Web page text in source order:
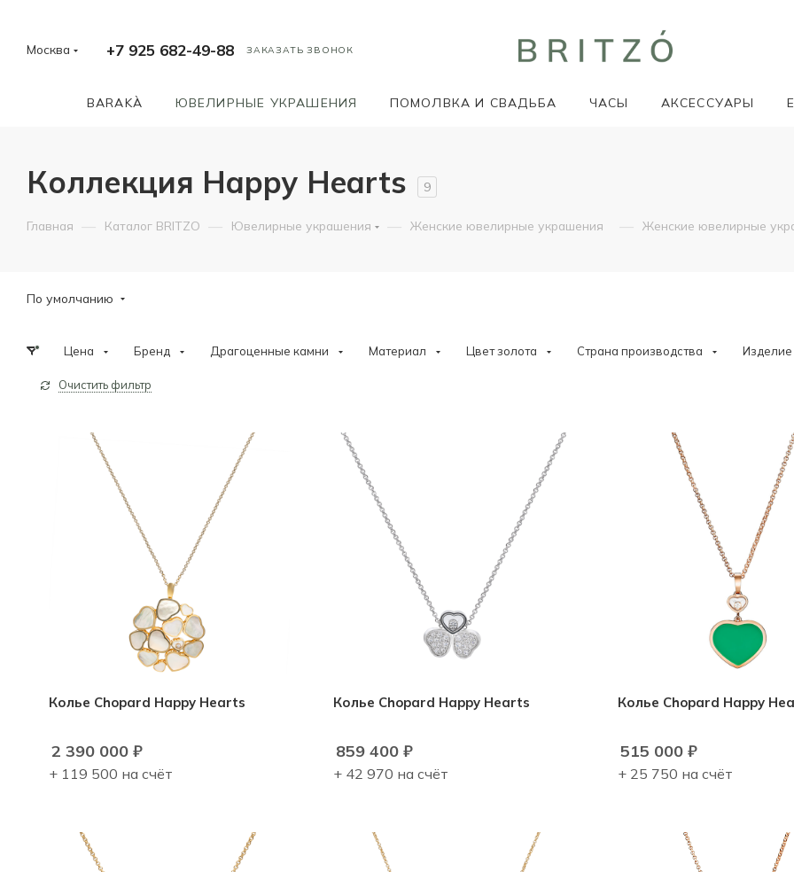
Москва +7 925 682-49-88 ЗАКАЗАТЬ ЗВОНОК
BARAKÀ ЮВЕЛИРНЫЕ УКРАШЕНИЯ ПОМОЛВКА И СВАДЬБА ЧАСЫ АКСЕССУАРЫ
Коллекция Happy Hearts 9
Главная — Каталог BRITZO — Ювелирные украшения — Женские ювелирные украшения — Женские ювелирные
По умолчанию
Цена Бренд Драгоценные камни Материал Цвет золота Страна производства Изделие
Очистить фильтр
Колье Chopard Happy Hearts
2 390 000 ₽
+ 119 500 на счёт
Колье Chopard Happy Hearts
859 400₽
+ 42 970 на счёт
Колье Chopard Happy
515 000₽
+ 25 750 на счёт